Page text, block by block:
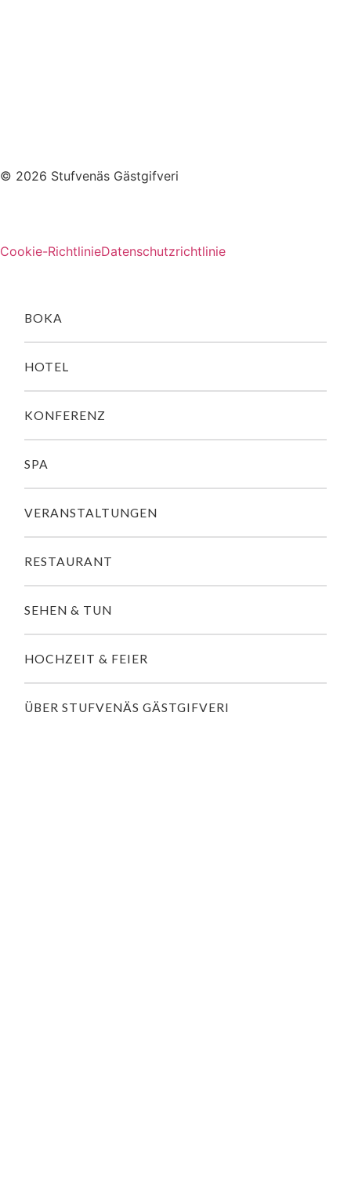
© 2026 Stufvenäs Gästgifveri
Cookie-RichtlinieDatenschutzrichtlinie
BOKA
HOTEL
KONFERENZ
SPA
VERANSTALTUNGEN
RESTAURANT
SEHEN & TUN
HOCHZEIT & FEIER
ÜBER STUFVENÄS GÄSTGIFVERI